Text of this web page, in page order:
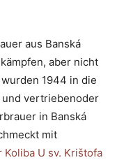
aus Banská
aber nicht
1944 in die
vertriebenoder
in Banská
mit
U sv. Krištofa